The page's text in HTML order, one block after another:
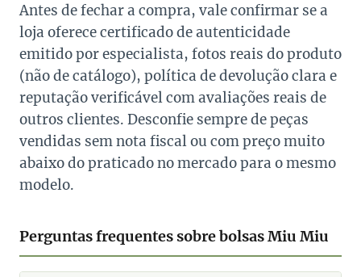
Antes de fechar a compra, vale confirmar se a
loja oferece certificado de autenticidade
emitido por especialista, fotos reais do produto
(não de catálogo), política de devolução clara e
reputação verificável com avaliações reais de
outros clientes. Desconfie sempre de peças
vendidas sem nota fiscal ou com preço muito
abaixo do praticado no mercado para o mesmo
modelo.
Perguntas frequentes sobre bolsas Miu Miu